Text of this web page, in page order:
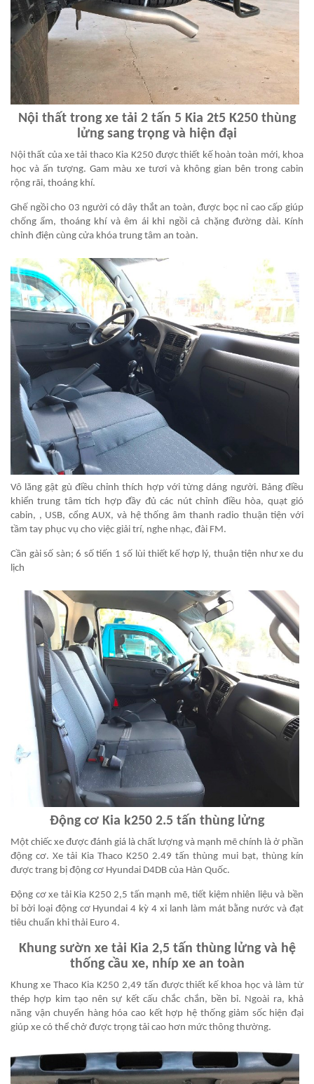
Nội thất trong xe tải 2 tấn 5 Kia 2t5 K250 thùng
lửng sang trọng và hiện đại
Nội thất của xe tải thaco Kia K250 được thiết kế hoàn toàn mới, khoa
học và ấn tượng. Gam màu xe tươi và không gian bên trong cabin
rộng rãi, thoáng khí.
Ghế ngồi cho 03 người có dây thắt an toàn, được bọc nỉ cao cấp giúp
chống ẩm, thoáng khí và êm ái khi ngồi cả chặng đường dài. Kính
chỉnh điện cùng cửa khóa trung tâm an toàn.
Vô lăng gật gù điều chỉnh thích hợp với từng dáng người. Bảng điều
khiển trung tâm tích hợp đầy đủ các nút chỉnh điều hòa, quạt gió
cabin, , USB, cổng AUX, và hệ thống âm thanh radio thuận tiện với
tầm tay phục vụ cho việc giải trí, nghe nhạc, đài FM.
Cần gài số sàn; 6 số tiến 1 số lùi thiết kế hợp lý, thuận tiện như xe du
lịch
Động cơ Kia k250 2.5 tấn thùng lửng
Một chiếc xe được đánh giá là chất lượng và mạnh mẽ chính là ở phần
động cơ. Xe tải Kia Thaco K250 2.49 tấn thùng mui bạt, thùng kín
được trang bị động cơ Hyundai D4DB của Hàn Quốc.
Động cơ xe tải Kia K250 2,5 tấn mạnh mẽ, tiết kiệm nhiên liệu và bền
bỉ bởi loại động cơ Hyundai 4 kỳ 4 xi lanh làm mát bằng nước và đạt
tiêu chuẩn khi thải Euro 4.
Khung sườn xe tải Kia 2,5 tấn thùng lửng và hệ
thống cầu xe, nhíp xe an toàn
Khung xe Thaco Kia K250 2,49 tấn được thiết kế khoa học và làm từ
thép hợp kim tạo nên sự kết cấu chắc chắn, bền bỉ. Ngoài ra, khả
năng vận chuyển hàng hóa cao kết hợp hệ thống giảm sốc hiện đại
giúp xe có thể chở được trọng tải cao hơn mức thông thường.